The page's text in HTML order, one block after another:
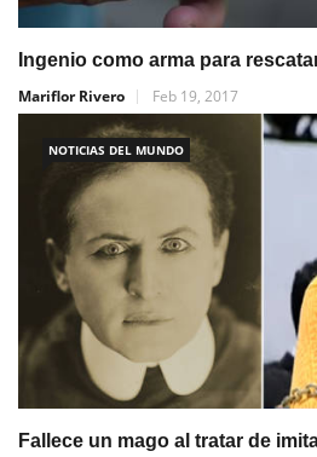
Ingenio como arma para
Mariflor Rivero
Feb 19, 2017
NOTICIAS DEL MUNDO
Fallece un mago al tratar de